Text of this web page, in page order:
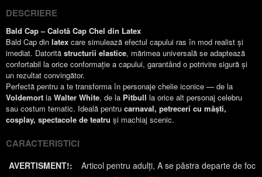
DESCRIERE
Bald Cap – Calotă Cap Chel din Latex
Bald Cap din latex care simulează efectul capului ras în mod realist și
imediat. Datorită structurii elastice, mărimea universală se adaptează
confortabil la orice conformație a capului, garantând o potrivire sigură și
un rezultat convingător.
Perfectă pentru a te transforma în personaje chelie iconice — de la
Voldemort la Walter White, de la Pitbull la orice alt personaj celebru
sau costum tematic. Ideală pentru carnaval, petreceri cu măști,
cosplay, spectacole de teatru și machiaj scenic.
CARACTERISTICI
AVERTISMENT!: Articol pentru adulți A se păstra departe de foc